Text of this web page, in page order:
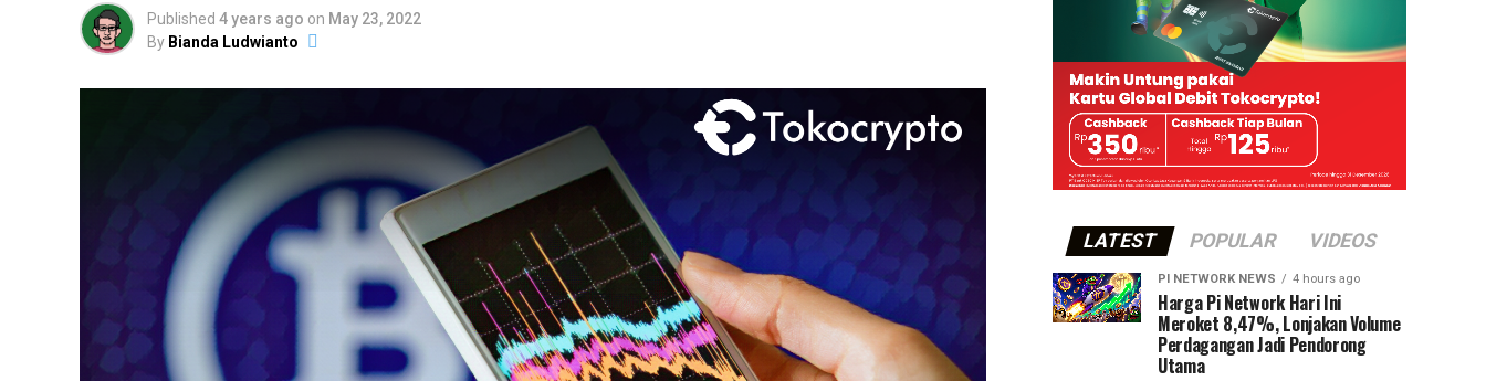
Published 4 years ago on May 23, 2022
By Bianda Ludwianto
LATEST POPULAR VIDEOS
PI NETWORK NEWS 4 hours ago
Harga Pi Network Hari Ini
Meroket 8,47%, Lonjakan Volume
Perdagangan Jadi Pendorong
Utama